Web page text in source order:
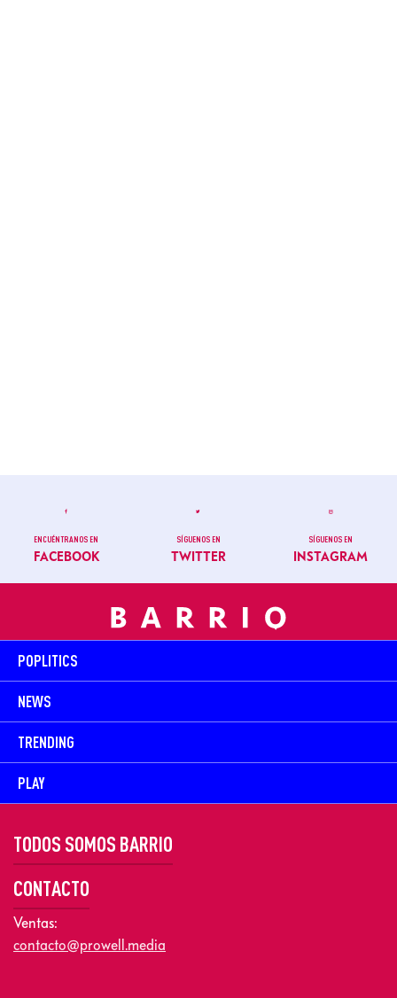
ENCUÉNTRANOS EN
FACEBOOK
SÍGUENOS EN
TWITTER
SÍGUENOS EN
INSTAGRAM
POPLITICS
NEWS
TRENDING
PLAY
TODOS SOMOS BARRIO
CONTACTO
Ventas:
contacto@prowell.media